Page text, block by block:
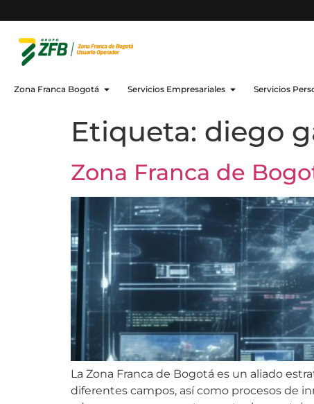
Zona Franca Bogotá Servicios Empresariales Servicios
Etiqueta: diego
Zona Franca de
La Zona Franca de Bogotá es un aliado
diferentes campos, así como procesos de